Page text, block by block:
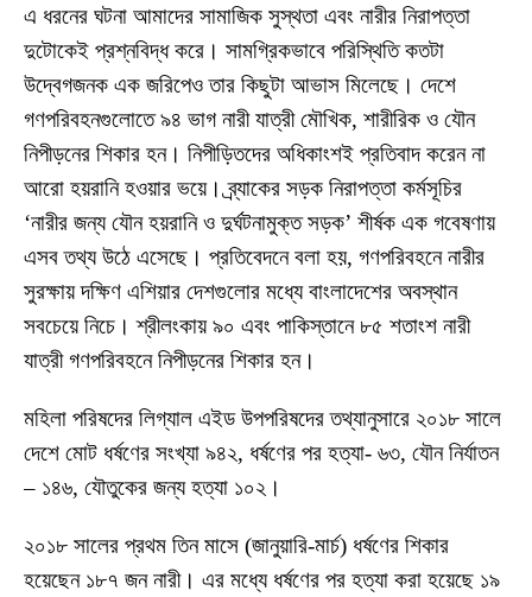
এ ধরনের ঘটনা আমাদের সামাজিক সুস্থতা এবং নারীর নিরাপত্তা
দুটোকেই প্রশ্নবিদ্ধ করে। সামগ্রিকভাবে পরিস্থিতি কতটা
উদ্বেগজনক এক জরিপেও তার কিছুটা আভাস মিলেছে। দেশে
গণপরিবহনগুলোতে ৯৪ ভাগ নারী যাত্রী মৌখিক, শারীরিক ও যৌন
নিপীড়নের শিকার হন। নিপীড়িতদের অধিকাংশই প্রতিবাদ করেন না
আরো হয়রানি হওয়ার ভয়ে। ব্র্যাকের সড়ক নিরাপত্তা কর্মসূচির
‘নারীর জন্য যৌন হয়রানি ও দুর্ঘটনামুক্ত সড়ক’ শীর্ষক এক গবেষণায়
এসব তথ্য উঠে এসেছে। প্রতিবেদনে বলা হয়, গণপরিবহনে নারীর
সুরক্ষায় দক্ষিণ এশিয়ার দেশগুলোর মধ্যে বাংলাদেশের অবস্থান
সবচেয়ে নিচে। শ্রীলংকায় ৯০ এবং পাকিস্তানে ৮৫ শতাংশ নারী
যাত্রী গণপরিবহনে নিপীড়নের শিকার হন।
মহিলা পরিষদের লিগ্যাল এইড উপপরিষদের তথ্যানুসারে ২০১৮ সালে
দেশে মোট ধর্ষণের সংখ্যা ৯৪২, ধর্ষণের পর হত্যা- ৬৩, যৌন নির্যাতন
– ১৪৬, যৌতুকের জন্য হত্যা ১০২।
২০১৮ সালের প্রথম তিন মাসে (জানুয়ারি-মার্চ) ধর্ষণের শিকার
হয়েছেন ১৮৭ জন নারী। এর মধ্যে ধর্ষণের পর হত্যা করা হয়েছে ১৯